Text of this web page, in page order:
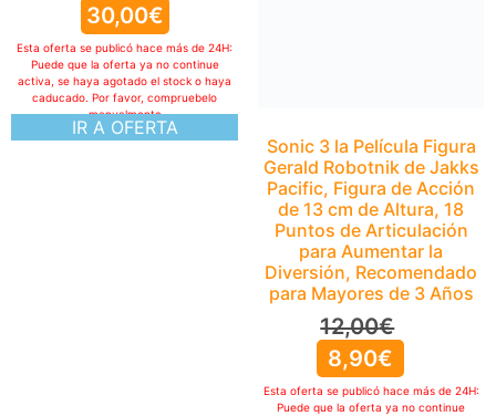
30,00€
IR A OFERTA
Esta oferta se publicó hace más de 24H:
Puede que la oferta ya no continue
activa, se haya agotado el stock o haya
caducado. Por favor, compruebelo
manualmente
€
IR A OFERTA
Esta oferta se publicó hace más de 24H:
Puede que la oferta ya no continue
activa, se haya agotado el stock o haya
caducado. Por favor, compruebelo
manualmente
GOODSMILE COMPANY-
Figura (G94326)
15,95€